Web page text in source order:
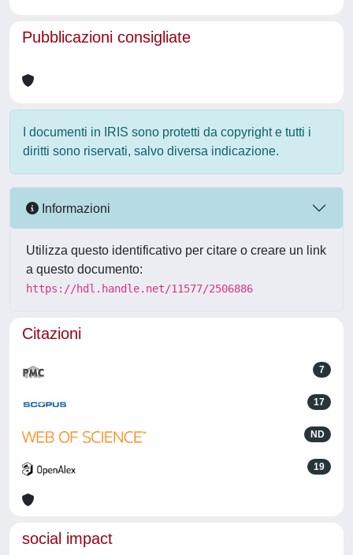
Pubblicazioni consigliate
I documenti in IRIS sono protetti da copyright e tutti i
diritti sono riservati, salvo diversa indicazione.
Informazioni
Utilizza questo identificativo per citare o creare un link
a questo documento:
https://hdl.handle.net/11577/2506886
Citazioni
7
17
ND
19
social impact